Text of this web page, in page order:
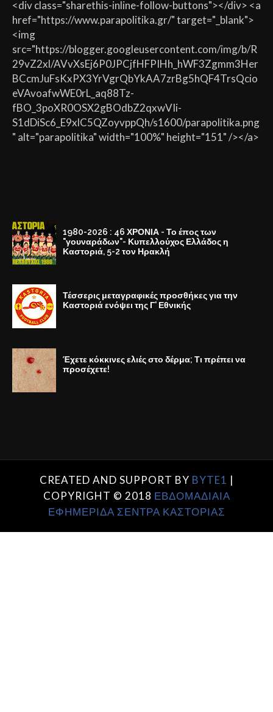
<div class="sharethis-inline-follow-buttons"></div> <a
href="https://www.parapolitika.gr/" target="_blank">
<img
src="https://blogger.googleusercontent.com/img/b/R
29vZ2xl/AVvXsEj6P0JPCjfHFPIHh_hWF3Zgmm3Her
BCcmJuFsKxPX3YrVgrQbYkAA7zrBg5hQF4TrsQcio
eVAvoafwWE0rL_aq88Tz-
fBO_3poXR0OSX2gBOdbZ2qxwVIi-
S1dDiSc6_E9xlC5QZoyvppQh/s1600/parapolitika.png
" alt="parapolitika" width="100%" height="151" /></a>
1980-2026 : 46 ΧΡΟΝΙΑ - Το έπος των
"γουναράδων"- Κυπελλούχος Ελλάδος η
Καστοριά, 5-2 τον Ηρακλή
Τέσσερις μεταγραφικές προσθήκες για την
Καστοριά ενόψει της Γ' Εθνικής
Έχετε κόκκινες ελιές στο δέρμα; Τι πρέπει να
προσέχετε!
CREATED AND SUPPORT BY BYTE1 |
COPYRIGHT © 2018 ΕΒΔΟΜΑΔΙΑΙΑ
ΕΦΗΜΕΡΙΔΑ ΣΕΝΤΡΑ ΚΑΣΤΟΡΙΑΣ